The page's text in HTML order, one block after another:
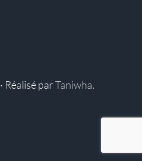
Réalisé parTaniwha.